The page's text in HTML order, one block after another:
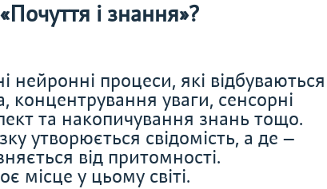
і знання»?
нейронні процеси, які відбуваються
уваги, сенсорні
та накопичування знань тощо.
утворюється свідомість, а де —
від притомності.
місце у цьому світі.